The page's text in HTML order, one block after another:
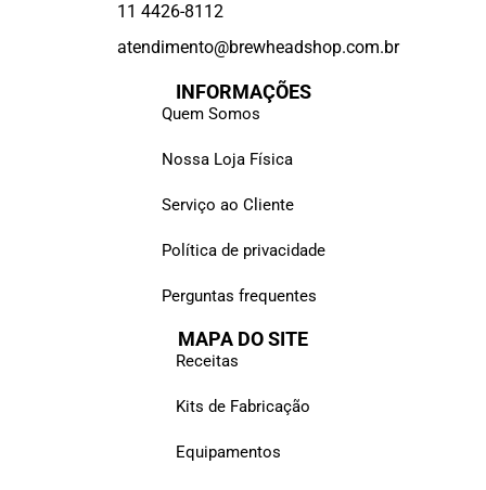
11 4426-8112
atendimento@brewheadshop.com.br
INFORMAÇÕES
Quem Somos
Nossa Loja Física
Serviço ao Cliente
Política de privacidade
Perguntas frequentes
MAPA DO SITE
Receitas
Kits de Fabricação
Equipamentos